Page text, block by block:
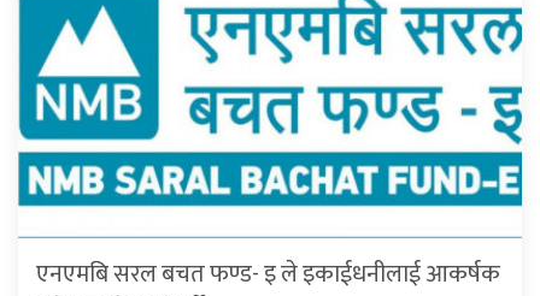
एनएमबि सरल बचत फण्ड- इ ले इकाईधनीलाई आकर्षक